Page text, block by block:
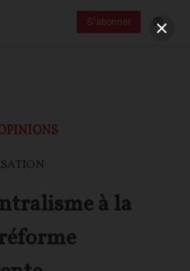
S'abonner
à la